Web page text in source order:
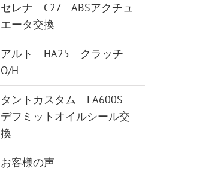
セレナ C27 ABSアクチュ
エータ交換
アルト HA25 クラッチ
O/H
タントカスタム LA600S
デフミットオイルシール交
換
お客様の声